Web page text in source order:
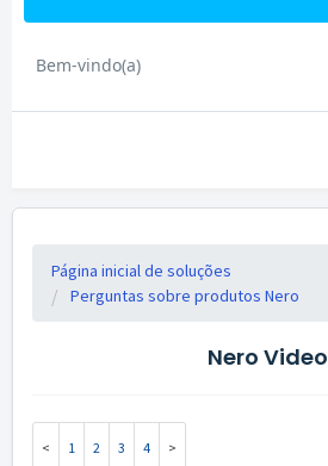
Bem-vindo(a)
Página inicial de soluções
Perguntas sobre produtos Nero
Nero Video
1 2 3 4